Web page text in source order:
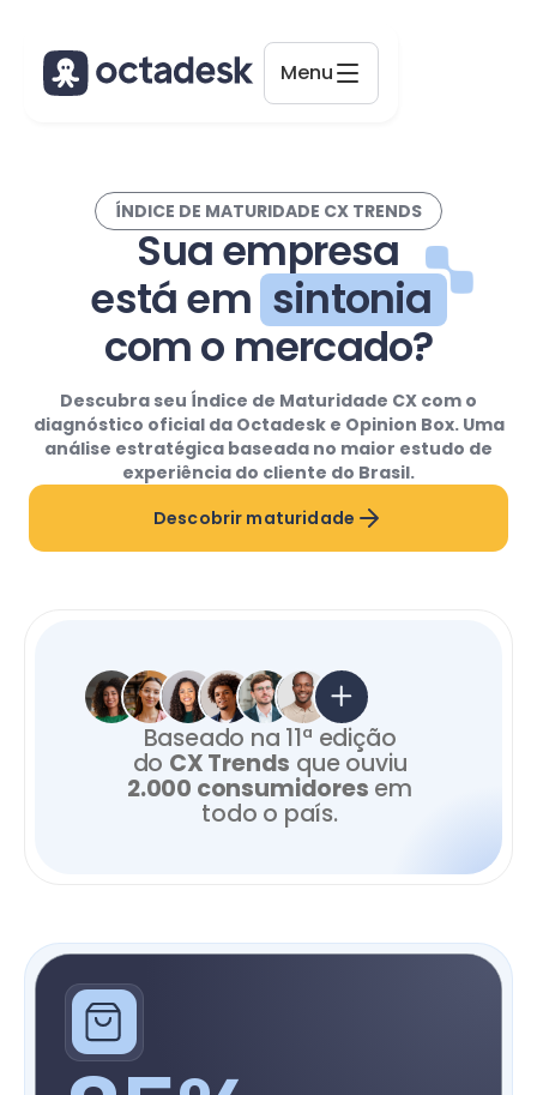
Menu
ÍNDICE DE MATURIDADE CX TRENDS
Sua empresa
está em sintonia
com o mercado?
Descubra seu Índice de Maturidade CX com o
diagnóstico oficial da Octadesk e Opinion Box. Uma
análise estratégica baseada no maior estudo de
experiência do cliente do Brasil.
Descobrir maturidade
Baseado na 11ª edição
do CX Trends que ouviu
2.000 consumidores em
todo o país.